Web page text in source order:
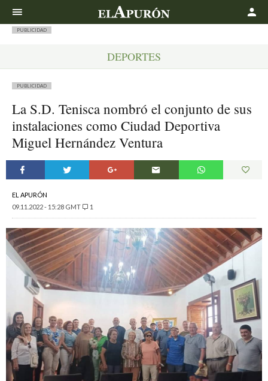
PUBLICIDAD
DEPORTES
PUBLICIDAD
La S.D. Tenisca nombró el conjunto de sus
instalaciones como Ciudad Deportiva
Miguel Hernández Ventura
EL APURÓN
09.11.2022 - 15:28 GMT
1